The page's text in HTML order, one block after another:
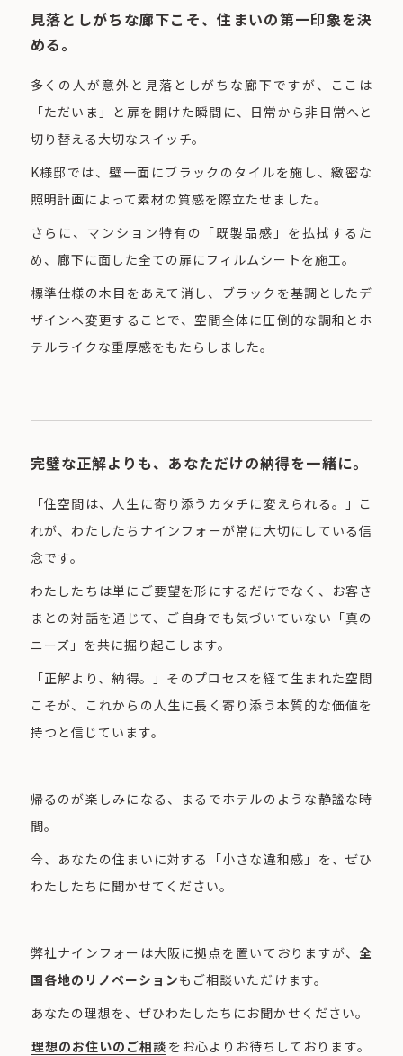
見落としがちな廊下こそ、住まいの第一印象を決
める。
多くの人が意外と見落としがちな廊下ですが、ここは
「ただいま」と扉を開けた瞬間に、日常から非日常へと
切り替える大切なスイッチ。
K様邸では、壁一面にブラックのタイルを施し、緻密な
照明計画によって素材の質感を際立たせました。
さらに、マンション特有の「既製品感」を払拭するた
め、廊下に面した全ての扉にフィルムシートを施工。
標準仕様の木目をあえて消し、ブラックを基調としたデ
ザインへ変更することで、空間全体に圧倒的な調和とホ
テルライクな重厚感をもたらしました。
完璧な正解よりも、あなただけの納得を一緒に。
「住空間は、人生に寄り添うカタチに変えられる。」こ
れが、わたしたちナインフォーが常に大切にしている信
念です。
わたしたちは単にご要望を形にするだけでなく、お客さ
まとの対話を通じて、ご自身でも気づいていない「真の
ニーズ」を共に掘り起こします。
「正解より、納得。」そのプロセスを経て生まれた空間
こそが、これからの人生に長く寄り添う本質的な価値を
持つと信じています。
帰るのが楽しみになる、まるでホテルのような静謐な時
間。
今、あなたの住まいに対する「小さな違和感」を、ぜひ
わたしたちに聞かせてください。
弊社ナインフォーは大阪に拠点を置いておりますが、全
国各地のリノベーションもご相談いただけます。
あなたの理想を、ぜひわたしたちにお聞かせください。
理想のお住いのご相談 をお心よりお待ちしております。